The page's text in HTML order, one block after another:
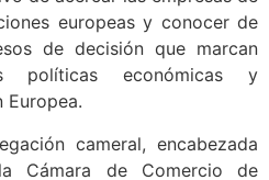
europeas y conocer de
de decisión que marcan
económicas y
Europea.
cameral, encabezada
Cámara de Comercio de